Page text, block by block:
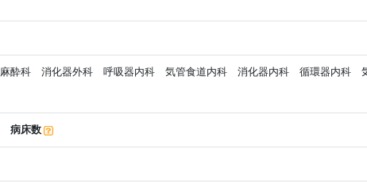
科 消化器外科 呼吸器内科 気管食道内科 消化器内科 循環器内科
病床数